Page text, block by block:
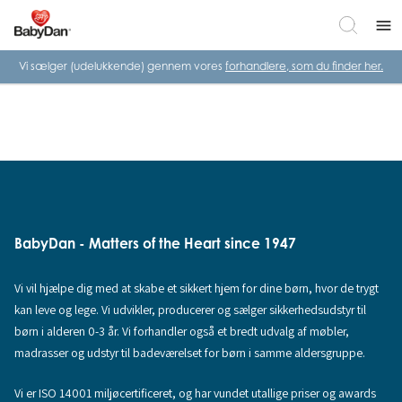
menu
Vi sælger (udelukkende) gennem vores forhandlere, som du finder her.
BabyDan - Matters of the Heart since 1947
Vi vil hjælpe dig med at skabe et sikkert hjem for dine børn, hvor de trygt
kan leve og lege. Vi udvikler, producerer og sælger sikkerhedsudstyr til
børn i alderen 0-3 år. Vi forhandler også et bredt udvalg af møbler,
madrasser og udstyr til badeværelset for børn i samme aldersgruppe.
Vi er ISO 14001 miljøcertificeret, og har vundet utallige priser og awards